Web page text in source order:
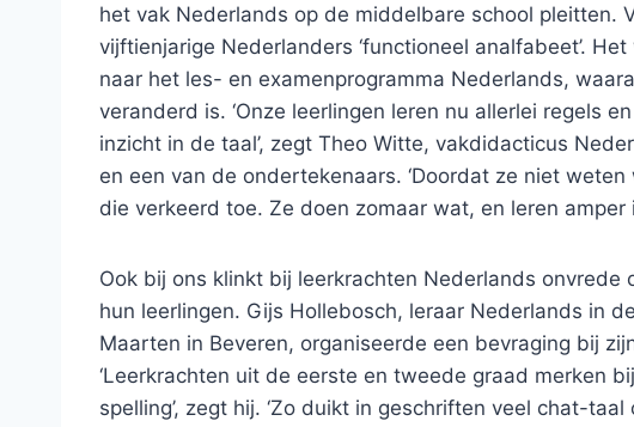
het vak Nederlands op de middelbare school pleitten.
vijftienjarige Nederlanders ‘functioneel analfabeet’.
naar het les- en examenprogramma Nederlands,
veranderd is. ‘Onze leerlingen leren nu allerlei regels
inzicht in de taal’, zegt Theo Witte, vakdidacticus
en een van de ondertekenaars. ‘Doordat ze niet
die verkeerd toe. Ze doen zomaar wat, en leren amper
Ook bij ons klinkt bij leerkrachten Nederlands onvrede
hun leerlingen. Gijs Hollebosch, leraar Nederlands in
Maarten in Beveren, organiseerde een bevraging bij
‘Leerkrachten uit de eerste en tweede graad merken
spelling’, zegt hij. ‘Zo duikt in geschriften veel chat-taal